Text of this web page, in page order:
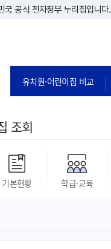
본문 바로가기
국 공식 전자정부 누리집입니다.
유치원·어린이집 비교
조회
기본현황 학급·교육